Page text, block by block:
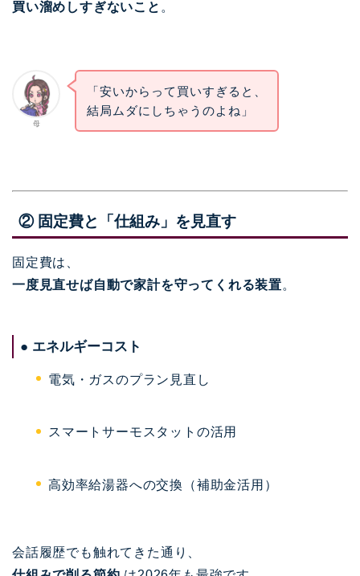
買い溜めしすぎないこと 。
母
「安いからって買いすぎると、
結局ムダにしちゃうのよね」
② 固定費と「仕組み」を見直す
固定費は、
一度見直せば自動で家計を守ってくれる装置。
● エネルギーコスト
電気・ガスのプラン見直し
スマートサーモスタットの活用
高効率給湯器への交換（補助金活用）
会話履歴でも触れてきた通り、